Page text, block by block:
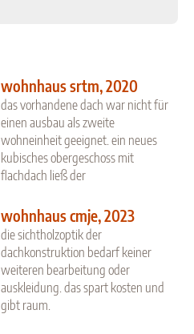
wohnhaus srtm, 2020
das vorhandene dach war nicht für
einen ausbau als zweite
wohneinheit geeignet. ein neues
kubisches obergeschoss mit
flachdach ließ der
wohnhaus cmje, 2023
die sichtholzoptik der
dachkonstruktion bedarf keiner
weiteren bearbeitung oder
auskleidung. das spart kosten und
gibt raum.